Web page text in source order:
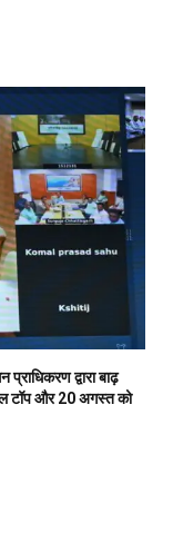
द्वारा बाढ़
टॉप और 20 अगस्त को